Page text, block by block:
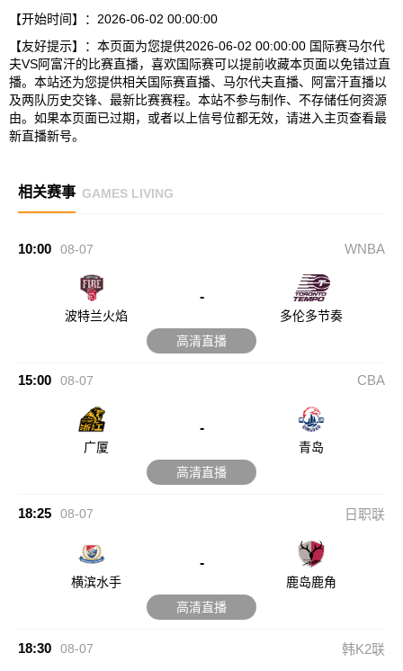
【开始时间】：2026-06-02 00:00:00
【友好提示】：本页面为您提供2026-06-02 00:00:00 国际赛马尔代
夫VS阿富汗的比赛直播，喜欢国际赛可以提前收藏本页面以免错过直
播。本站还为您提供相关国际赛直播、马尔代夫直播、阿富汗直播以
及两队历史交锋、最新比赛赛程。本站不参与制作、不存储任何资源
由。如果本页面已过期，或者以上信号位都无效，请进入主页查看最
新直播新号。
相关赛事 GAMES LIVING
10:00 08-07 WNBA
波特兰火焰
-
多伦多节奏
高清直播
15:00 08-07 CBA
广厦
-
青岛
高清直播
18:25 08-07 日职联
横滨水手
-
鹿岛鹿角
高清直播
18:30 08-07 韩K2联